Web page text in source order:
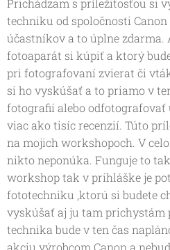
Prichádzam s príležitosťou si
techniku od spoločnosti
účastníkov a to úplne
fotoaparát si kúpiť a ktorý
pri fotografovaní zvierat či
si ho vyskúšať a to priamo v
fotografií alebo odfotografovať
viac ako tisíc recenzií. Túto
na mojich workshopoch. V
nikto neponúka. Funguje to
workshop tak v prihláške je
fototechniku ,ktorú si budete
vyskúšať aj ju tam prichystám
technika bude v ten čas
akciu výrobcom Canon a